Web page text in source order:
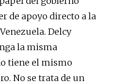
de apoyo directo a la
Delcy
la misma
tiene el mismo
No se trata de un